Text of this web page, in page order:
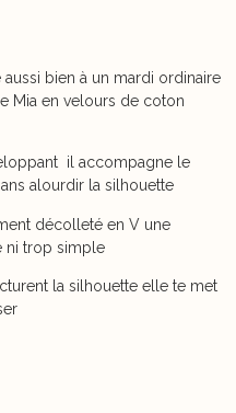
bien à un mardi ordinaire
Mia en velours de coton
il accompagne le
alourdir la silhouette
décolleté en V une
ni trop simple
la silhouette elle te met